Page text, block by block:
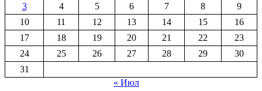
3
4 5 6 7 8
9
10
11 12 13 14 15
16
17
18 19 20 21 22
23
24
25 26 27 28 29
30
31
« Июл